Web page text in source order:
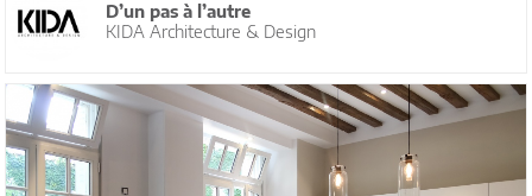
D’un pas à l’autre
KIDA Architecture & Design